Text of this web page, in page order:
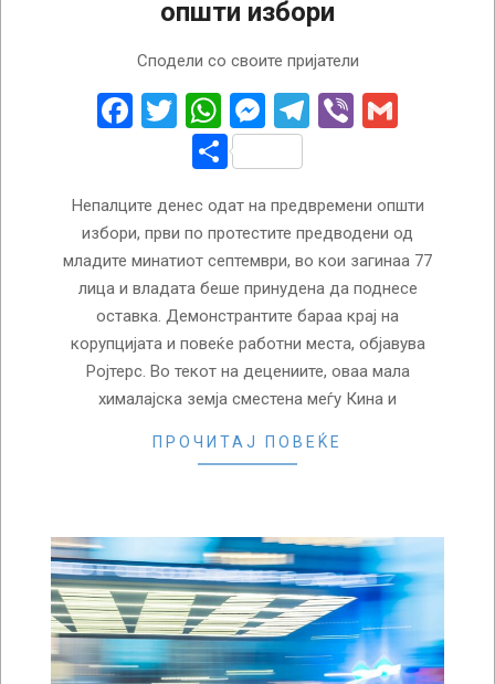
општи избори
Сподели со своите пријатели
Facebook
Twitter
WhatsApp
Messenger
Telegram
Viber
Share
Непалците денес одат на предвремени општи
избори, први по протестите предводени од
младите минатиот септември, во кои загинаа 77
лица и владата беше принудена да поднесе
оставка. Демонстрантите бараа крај на
корупцијата и повеќе работни места, објавува
Ројтерс. Во текот на децениите, оваа мала
хималајска земја сместена меѓу Кина и
ПРОЧИТАЈ ПОВЕЌЕ